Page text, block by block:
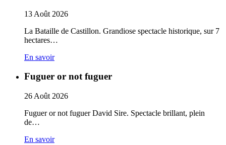
13 Août 2026
La Bataille de Castillon. Grandiose spectacle historique, sur 7
hectares…
En savoir
Fuguer or not fuguer
26 Août 2026
Fuguer or not fuguer David Sire. Spectacle brillant, plein
de…
En savoir